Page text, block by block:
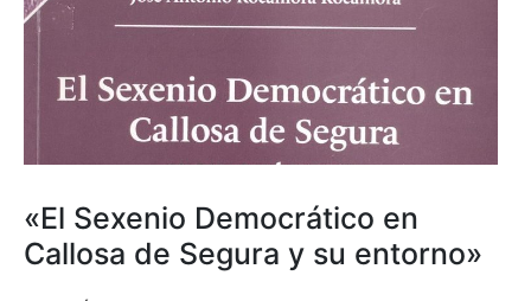
«El Sexenio Democrático en
Callosa de Segura y su entorno»